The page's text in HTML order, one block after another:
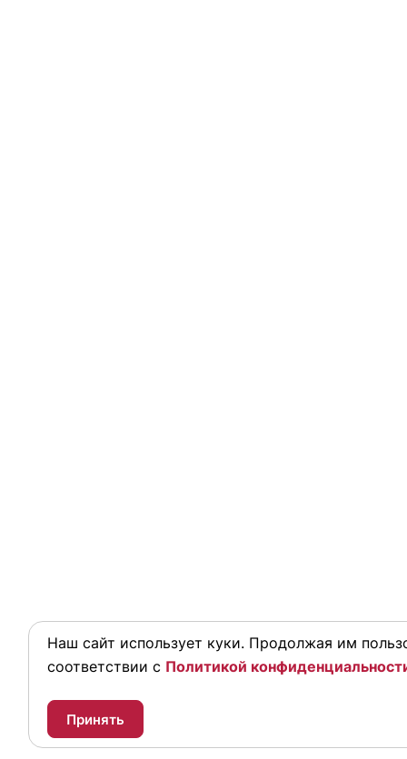
Наш сайт использует куки. Продолжая им
соответствии с Политикой
Принять